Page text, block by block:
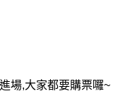
場,大家都要購票囉~